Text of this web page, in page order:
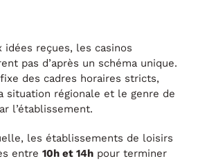
idées reçues, les casinos
pas d’après un schéma unique.
des cadres horaires stricts,
situation régionale et le genre de
l’établissement.
les établissements de loisirs
entre 10h et 14h pour terminer